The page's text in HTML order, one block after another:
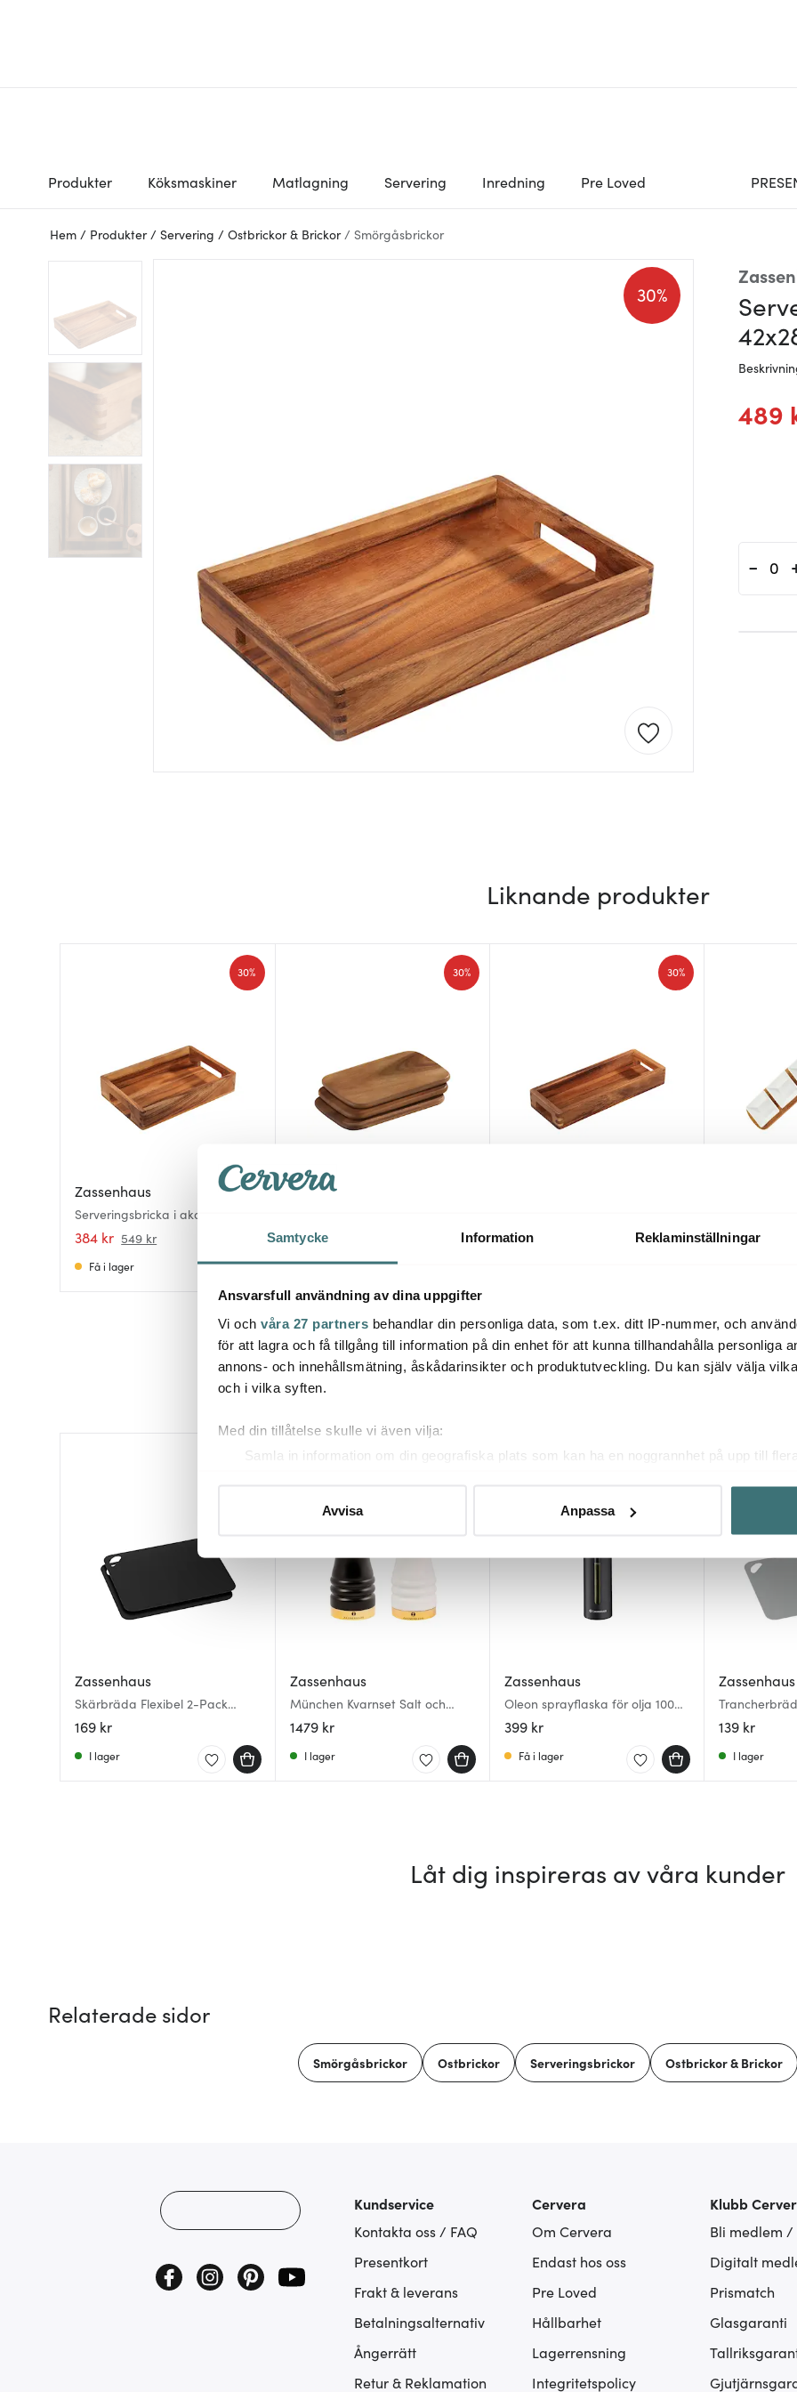
Samtycke Information Reklaminställningar
Ansvarsfull användning av dina uppgifter
Vi och våra 27 partners behandlar din personliga data, som t.ex. ditt IP-nummer, och
för att lagra och få tillgång till information på din enhet för att kunna tillhandahålla personliga
annons- och innehållsmätning, åskådarinsikter och produktutveckling. Du kan själv välja
och i vilka syften.
Med din tillåtelse skulle vi även vilja:
Samla in information om din geografiska plats som kan ha en noggrannhet på upp till
eller dra tillbaka ditt samtycke när som helst från cookie-förklaringen.
Vi använder cookies för att innehållet och annonserna ska anpassas efter det som vi tror att
att vi kan analysera vår trafik och göra hemsidan ännu bättre. Du bestämmer själv vilka
av.
Avvisa Anpassa
Produkter Köksmaskiner Matlagning Servering Inredning Pre Loved
Hem / Produkter / Servering / Ostbrickor & Brickor / Smörgåsbrickor
30%
489
-
Liknande produkter
Zassenhaus
Serveringsbricka i akaciaträ
33x22x6 cm
384 kr 549 kr
30%
Få i lager
Zassenhaus
22x15 cm Akacia
160 kr
30%
I lager
32x12x4,5 cm
244 kr
30%
195 kr
Du kanske också gillar
Zassenhaus
Skärbräda Flexibel 2-Pack
Svart
169 kr
I lager
Zassenhaus
München Kvarnset Salt och
Peppar 15 cm Svart/Vit/Guld
1479 kr
I lager
Zassenhaus
Oleon sprayflaska för olja 100
ml svart
399 kr
Nyhet
Få i lager
Zassenhaus
Grå
139 kr
I lager
Låt dig inspireras av våra kunder
Relaterade sidor
Smörgåsbrickor Ostbrickor Serveringsbrickor Ostbrickor & Brickor
Kundservice
Kontakta oss / FAQ
Presentkort
Frakt & leverans
Betalningsalternativ
Ångerrätt
Retur & Reklamation
Cervera
Om Cervera
Endast hos oss
Pre Loved
Hållbarhet
Lagerrensning
Integritetspolicy
Klubb
Bli medlem /
Digitalt
Prismatch
Glasgaranti